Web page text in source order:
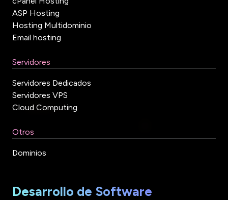
ASP Hosting
Hosting Multidominio
Email hosting
Servidores
Servidores Dedicados
Servidores VPS
Cloud Computing
Otros
Dominios
Desarrollo de Software